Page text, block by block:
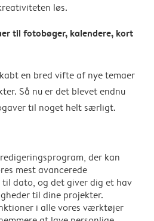
løs.
til fotobøger, kalendere, kort
en bred vifte af nye temaer
Så nu er det blevet endnu
til noget helt særligt.
der kan
mest avancerede
dato, og det giver dig et hav
til dine projekter.
i alle vores værktøjer